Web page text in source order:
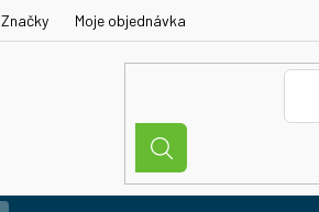
Značky Moje objednávka